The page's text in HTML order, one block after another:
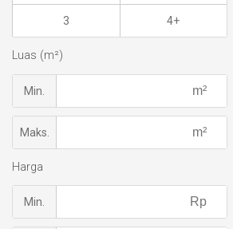
3 4+
Luas (m²)
Min.
Maks.
Harga
Min.